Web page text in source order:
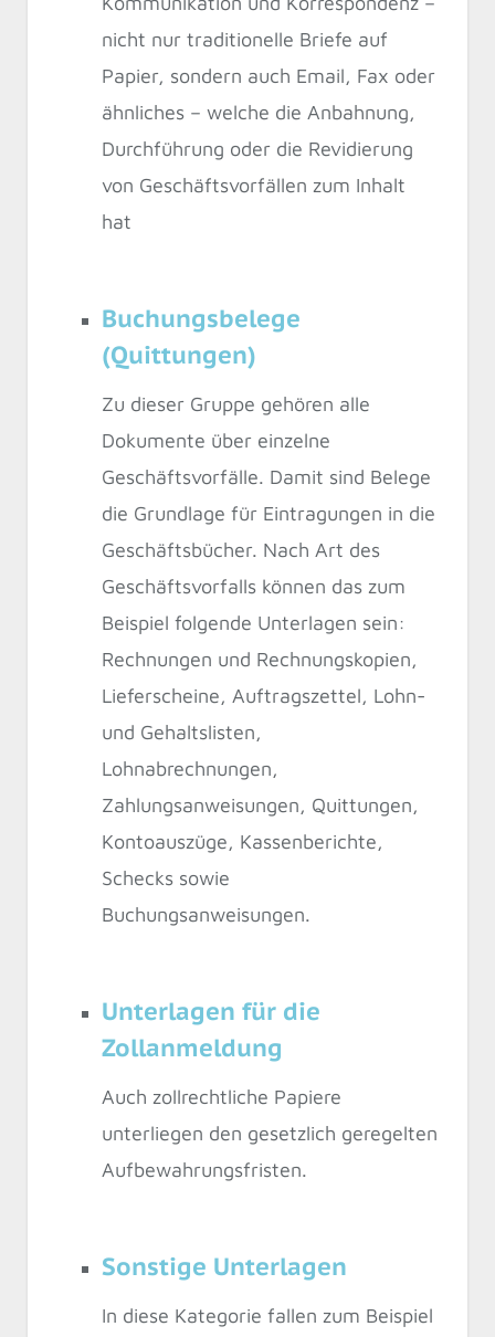
nicht nur traditionelle Briefe auf
Papier, sondern auch Email, Fax oder
ähnliches – welche die Anbahnung,
Durchführung oder die Revidierung
von Geschäftsvorfällen zum Inhalt
hat
Buchungsbelege
(Quittungen)
Zu dieser Gruppe gehören alle
Dokumente über einzelne
Geschäftsvorfälle. Damit sind Belege
die Grundlage für Eintragungen in die
Geschäftsbücher. Nach Art des
Geschäftsvorfalls können das zum
Beispiel folgende Unterlagen sein:
Rechnungen und Rechnungskopien,
Lieferscheine, Auftragszettel, Lohn-
und Gehaltslisten,
Lohnabrechnungen,
Zahlungsanweisungen, Quittungen,
Kontoauszüge, Kassenberichte,
Schecks sowie
Buchungsanweisungen.
Unterlagen für die
Zollanmeldung
Auch zollrechtliche Papiere
unterliegen den gesetzlich geregelten
Aufbewahrungsfristen.
Sonstige Unterlagen
In diese Kategorie fallen zum Beispiel